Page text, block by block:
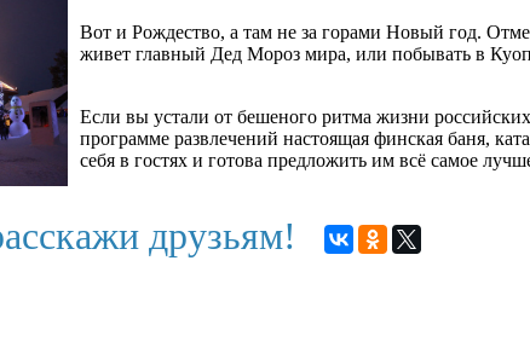
Вот и Рождество, а там не за горами Новый год.
живет главный Дед Мороз мира, или побывать в
Если вы устали от бешеного ритма жизни
программе развлечений настоящая финская баня,
себя в гостях и готова предложить им всё самое
друзьям!